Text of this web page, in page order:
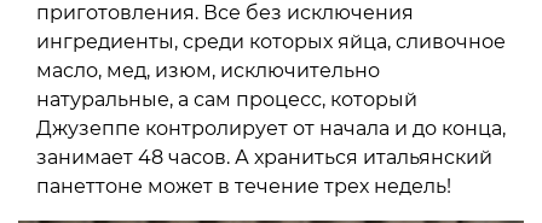
приготовления. Все без исключения
ингредиенты, среди которых яйца, сливочное
масло, мед, изюм, исключительно
натуральные, а сам процесс, который
Джузеппе контролирует от начала и до конца,
занимает 48 часов. А храниться итальянский
панеттоне может в течение трех недель!